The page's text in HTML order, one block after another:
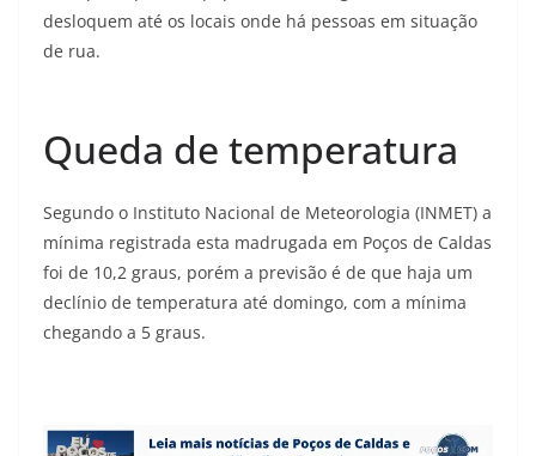
desloquem até os locais onde há pessoas em situação
de rua.
Queda de temperatura
Segundo o Instituto Nacional de Meteorologia (INMET) a
mínima registrada esta madrugada em Poços de Caldas
foi de 10,2 graus, porém a previsão é de que haja um
declínio de temperatura até domingo, com a mínima
chegando a 5 graus.